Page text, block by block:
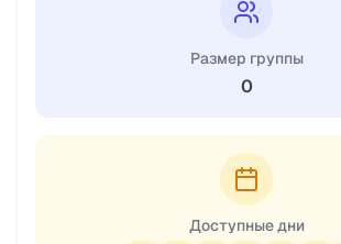
Размер группы
0
Доступные дни